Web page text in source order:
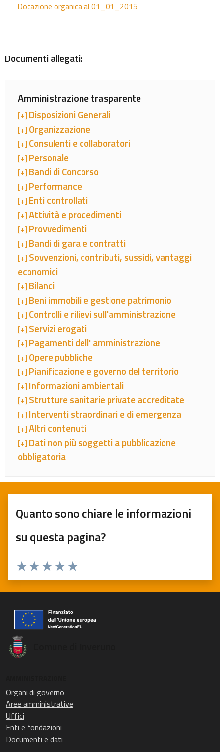
Dotazione organica al 01_01_2015
Documenti allegati:
Amministrazione trasparente
[+] Disposizioni Generali
[+] Organizzazione
[+] Consulenti e collaboratori
[+] Personale
[+] Bandi di Concorso
[+] Performance
[+] Enti controllati
[+] Attività e procedimenti
[+] Provvedimenti
[+] Bandi di gara e contratti
[+] Sovvenzioni, contributi, sussidi, vantaggi
economici
[+] Bilanci
[+] Beni immobili e gestione patrimonio
[+] Controlli e rilievi sull'amministrazione
[+] Servizi erogati
[+] Pagamenti dell' amministrazione
[+] Opere pubbliche
[+] Pianificazione e governo del territorio
[+] Informazioni ambientali
[+] Strutture sanitarie private accreditate
[+] Interventi straordinari e di emergenza
[+] Altri contenuti
[+] Dati non più soggetti a pubblicazione
obbligatoria
Quanto sono chiare le informazioni
su questa pagina?
Valuta 5 stelle su 5
Valuta 4 stelle su 5
Valuta 3 stelle su 5
Valuta 2 stelle su 5
Valuta 1 stelle su 5
Organi di governo
Aree amministrative
Uffici
Enti e fondazioni
Documenti e dati